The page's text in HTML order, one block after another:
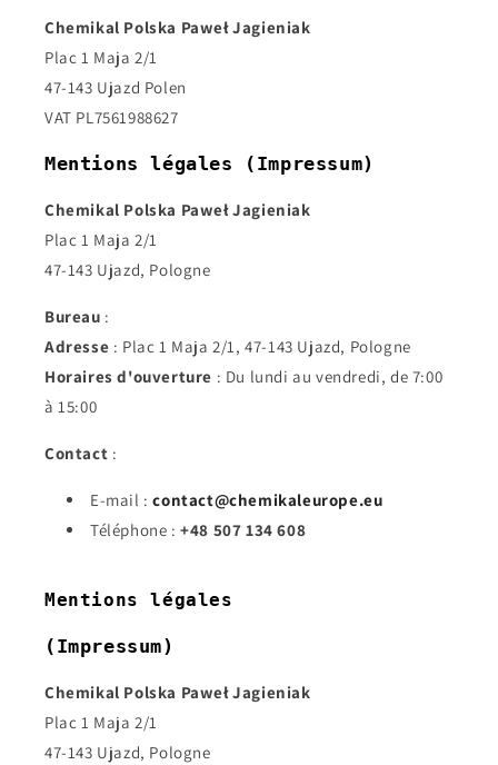
Chemikal Polska Paweł Jagieniak
Plac 1 Maja 2/1
47-143 Ujazd Polen
VAT PL7561988627
Mentions légales (Impressum)
Chemikal Polska Paweł Jagieniak
Plac 1 Maja 2/1
47-143 Ujazd, Pologne
Bureau :
Adresse : Plac 1 Maja 2/1, 47-143 Ujazd, Pologne
Horaires d'ouverture : Du lundi au vendredi, de 7:00
à 15:00
Contact :
E-mail :contact@chemikaleurope.eu
Téléphone :+48 507 134 608
Mentions légales
(Impressum)
Chemikal Polska Paweł Jagieniak
Plac 1 Maja 2/1
47-143 Ujazd, Pologne